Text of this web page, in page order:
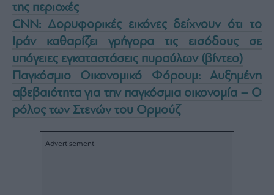
της περιοχές
CNN: Δορυφορικές εικόνες δείχνουν ότι το
Ιράν καθαρίζει γρήγορα τις εισόδους σε
υπόγειες εγκαταστάσεις πυραύλων (βίντεο)
Παγκόσμιο Οικονομικό Φόρουμ: Αυξημένη
αβεβαιότητα για την παγκόσμια οικονομία – Ο
ρόλος των Στενών του Ορμούζ